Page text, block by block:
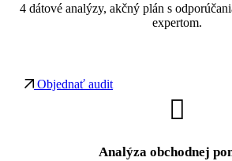
4 dátové analýzy, akčný plán s
expertom.
Objednať audit
Analýza obchodnej